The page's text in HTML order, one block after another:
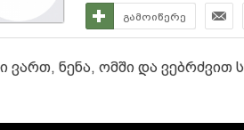
გამოიწერე
ვართ, ნენა, ომში და